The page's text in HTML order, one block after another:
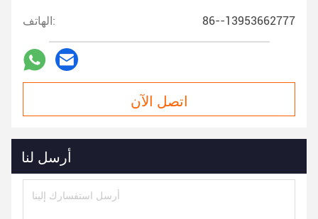
الهاتف: 86--13953662777
اتصل الآن
أرسل لنا